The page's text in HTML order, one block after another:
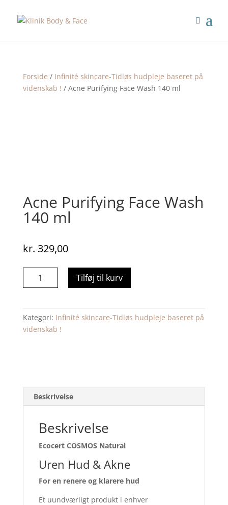
Forside / Infinité skincare-Tidløs hudpleje baseret på
videnskab ! / Acne Purifying Face Wash 140 ml
Acne Purifying Face Wash
140 ml
kr. 329,00
Wash
140
ml
Tilføj til kurv
Kategori: Infinité skincare-Tidløs hudpleje baseret på
videnskab !
Beskrivelse
Beskrivelse
Ecocert COSMOS Natural
Uren Hud & Akne
For en renere og klarere hud
Et uundværligt produkt i enhver